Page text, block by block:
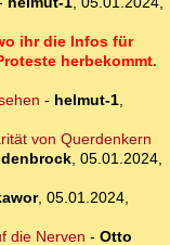
ihr die Infos für
herbekommt.
- helmut-1,
von Querdenkern
, 05.01.2024,
, 05.01.2024,
die Nerven - Otto